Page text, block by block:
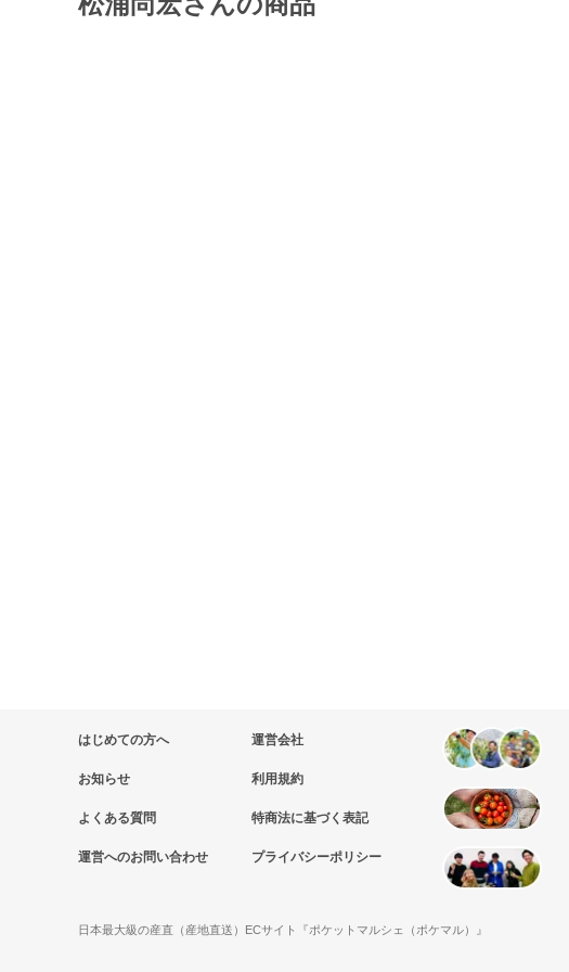
はじめての方へ
お知らせ
よくある質問
運営へのお問い合わせ
運営会社
利用規約
特商法に基づく表記
プライバシーポリシー
日本最大級の産直（産地直送）ECサイト『ポケットマルシェ（ポケマル）』